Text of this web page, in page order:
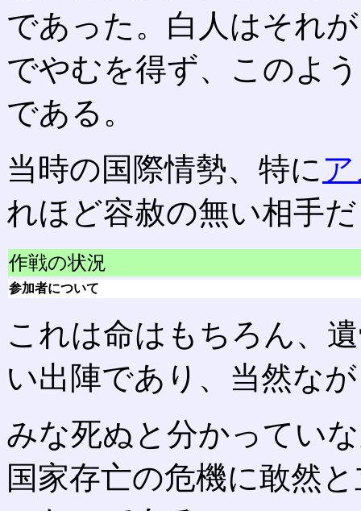
であった。白人はそれ
でやむを得ず、このよ
である。
当時の国際情勢、特に
れほど容赦の無い相手
作戦の状況
参加者について
これは命はもちろん、
い出陣であり、当然な
みな死ぬと分かってい
国家存亡の危機に敢然